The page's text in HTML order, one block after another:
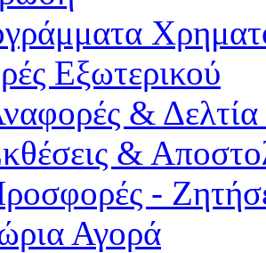
Εξωτερικού
&
&
-
Αγορά